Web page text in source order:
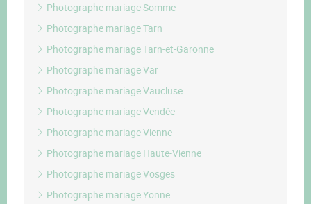
Photographe mariage Somme
Photographe mariage Tarn
Photographe mariage Tarn-et-Garonne
Photographe mariage Var
Photographe mariage Vaucluse
Photographe mariage Vendée
Photographe mariage Vienne
Photographe mariage Haute-Vienne
Photographe mariage Vosges
Photographe mariage Yonne